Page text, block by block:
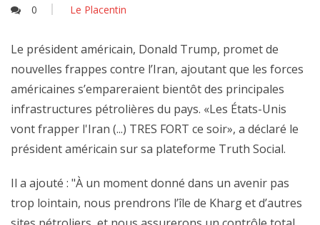
0
Le Placentin
Le président américain, Donald Trump, promet de
nouvelles frappes contre l’Iran, ajoutant que les forces
américaines s’empareraient bientôt des principales
infrastructures pétrolières du pays. «Les États-Unis
vont frapper l'Iran (...) TRES FORT ce soir», a déclaré le
président américain sur sa plateforme Truth Social.
Il a ajouté : "À un moment donné dans un avenir pas
trop lointain, nous prendrons l’île de Kharg et d’autres